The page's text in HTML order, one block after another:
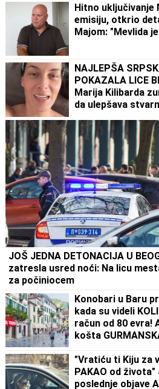
Hitno
emisiju, otkrio
Majom: "Mevlida
NAJLEPŠA
POKAZALA LICE
Marija Kilibarda
da ulepšava
JOŠ JEDNA DETONACIJA U
zatresla usred noći: Na licu
za počiniocem
Konobari u Baru
kada su videli
račun od 80 evra!
košta
"Vratiću ti Kiju za
PAKAO od
poslednje objave